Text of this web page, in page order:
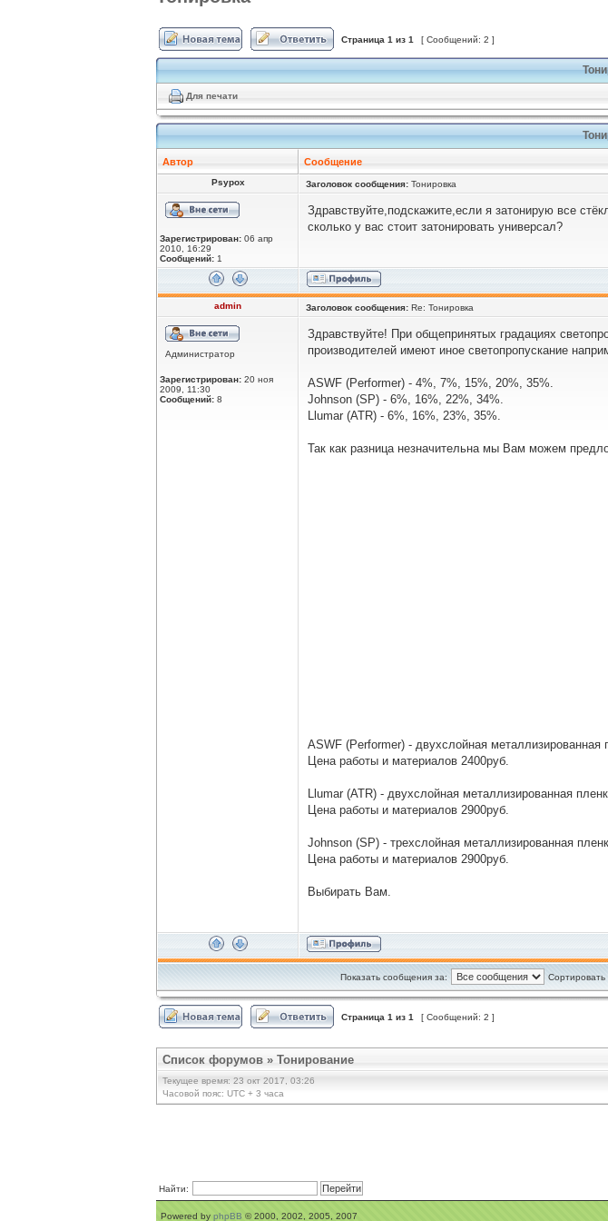
Страница 1 из 1 [ Сообщений: 2 ]
Для печати
Автор Сообщение
Psypox Заголовок сообщения: Тонировка
Зарегистрирован: 06 апр
2010, 16:29
Сообщений: 1
Здравствуйте,подскажите,если я затонирую все
сколько у вас стоит затонировать универсал?
admin Заголовок сообщения: Re: Тонировка
Администратор
Зарегистрирован: 20 ноя
2009, 11:30
Сообщений: 8
Здравствуйте! При общепринятых градациях
производителей имеют иное светопропускание
ASWF (Performer) - 4%, 7%, 15%, 20%, 35%.
Johnson (SP) - 6%, 16%, 22%, 34%.
Llumar (ATR) - 6%, 16%, 23%, 35%.
Так как разница незначительна мы Вам можем
ASWF (Performer) - двухслойная металлизированная
Цена работы и материалов 2400руб.
Llumar (ATR) - двухслойная металлизированная
Цена работы и материалов 2900руб.
Johnson (SP) - трехслойная металлизированная
Цена работы и материалов 2900руб.
Выбирать Вам.
Показать сообщения за: Сортировать
Страница 1 из 1 [ Сообщений: 2 ]
Список форумов » Тонирование
Текущее время: 23 окт 2017, 03:26
Часовой пояс: UTC + 3 часа
Найти:
Powered by phpBB © 2000, 2002, 2005, 2007